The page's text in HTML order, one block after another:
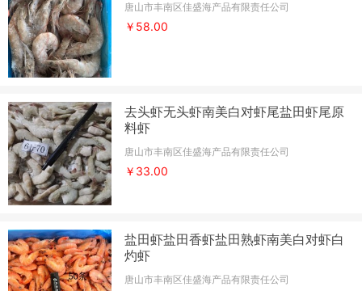
唐山市丰南区佳盛海产品有限责任公司
￥58.00
去头虾无头虾南美白对虾尾盐田虾尾原
料虾
唐山市丰南区佳盛海产品有限责任公司
￥33.00
盐田虾盐田香虾盐田熟虾南美白对虾白
灼虾
唐山市丰南区佳盛海产品有限责任公司